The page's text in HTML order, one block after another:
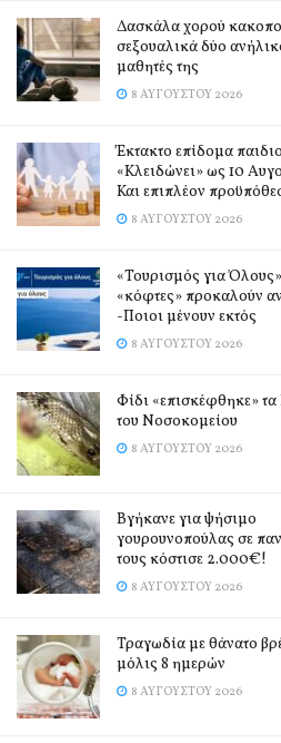
Δασκάλα χορού
σεξουαλικά δύο
μαθητές της
8 ΑΥΓΟΎΣΤΟΥ 2026
Έκτακτο επίδομα
«Κλειδώνει» ως 10
Και επιπλέον
8 ΑΥΓΟΎΣΤΟΥ 2026
«Τουρισμός για
«κόφτες» προκαλούν
-Ποιοι μένουν εκτός
8 ΑΥΓΟΎΣΤΟΥ 2026
Φίδι «επισκέφθηκε» τα
του Νοσοκομείου
8 ΑΥΓΟΎΣΤΟΥ 2026
Βγήκανε για ψήσιμο
γουρουνοπούλας σε
τους κόστισε 2.000€!
8 ΑΥΓΟΎΣΤΟΥ 2026
Τραγωδία με θάνατο
μόλις 8 ημερών
8 ΑΥΓΟΎΣΤΟΥ 2026